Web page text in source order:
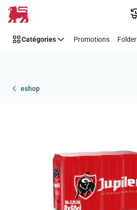
Passer
Catégories Promotions Folder
eshop